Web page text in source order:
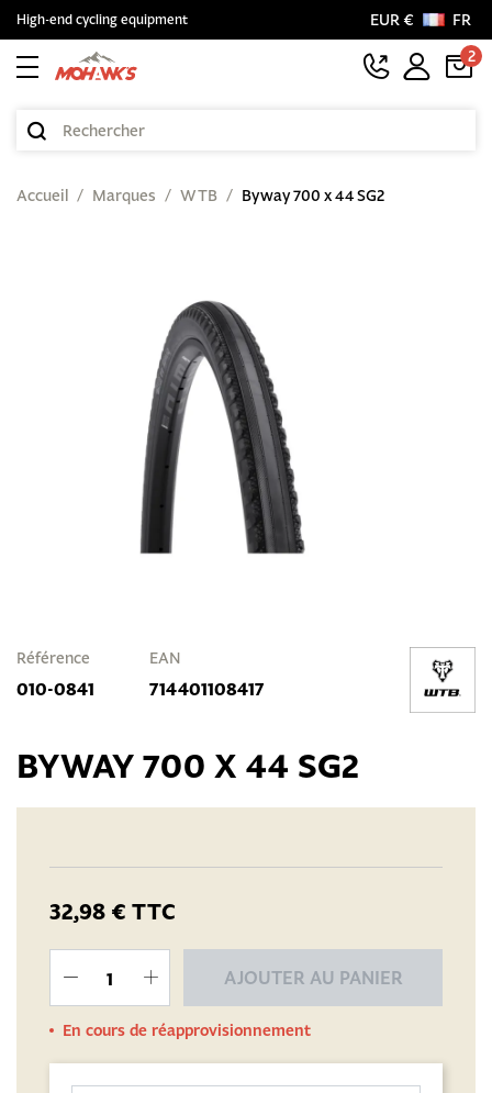
High-end cycling equipment EUR €
FR
2
Accueil Marques WTB Byway 700 x 44 SG2
Référence
010-0841
EAN
714401108417
BYWAY 700 X 44 SG2
32,98 € TTC
AJOUTER AU PANIER
En cours de réapprovisionnement